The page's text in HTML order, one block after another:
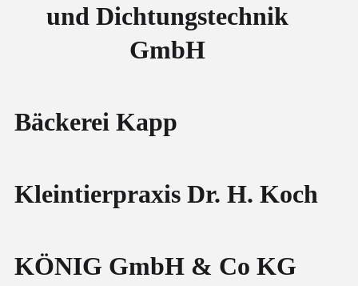
und Dichtungstechnik
GmbH
Bäckerei Kapp
Kleintierpraxis Dr. H. Koch
KÖNIG GmbH & Co KG